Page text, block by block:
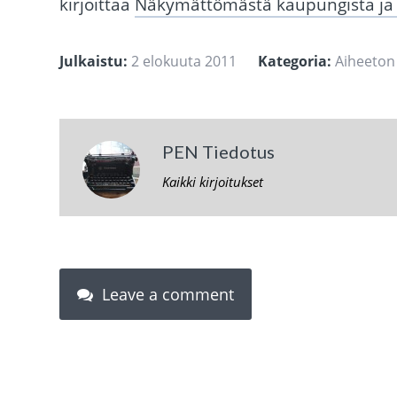
Julkaistu: 2 elokuuta 2011 Kategoria: Aiheeton
PEN Tiedotus
Kaikki kirjoitukset
Leave a comment